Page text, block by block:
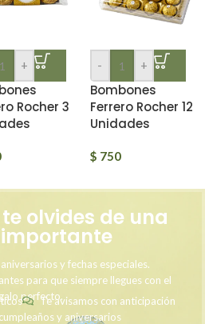
+
Rocher 3
- +
Bombones
Ferrero Rocher 12
Unidades
$ 750
olvides de una
y fechas especiales.
para que siempre llegues con el
perfecto.Te avisamos con anticipación
y aniversarios